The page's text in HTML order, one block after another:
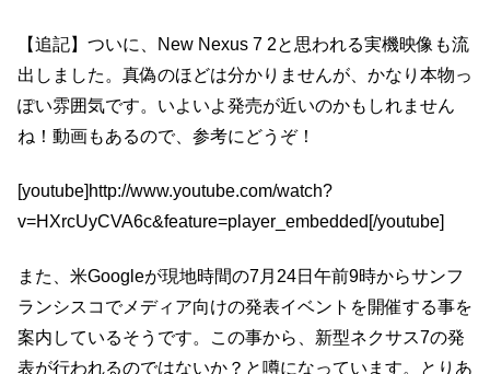
【追記】ついに、New Nexus 7 2と思われる実機映像も流
出しました。真偽のほどは分かりませんが、かなり本物っ
ぽい雰囲気です。いよいよ発売が近いのかもしれません
ね！動画もあるので、参考にどうぞ！
[youtube]http://www.youtube.com/watch?
v=HXrcUyCVA6c&feature=player_embedded[/youtube]
また、米Googleが現地時間の7月24日午前9時からサンフ
ランシスコでメディア向けの発表イベントを開催する事を
案内しているそうです。この事から、新型ネクサス7の発
表が行われるのではないか？と噂になっています。とりあ